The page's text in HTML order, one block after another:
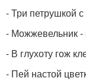
- Три петрушкой
- Можжевельник -
- В глухоту гож
- Пей настой